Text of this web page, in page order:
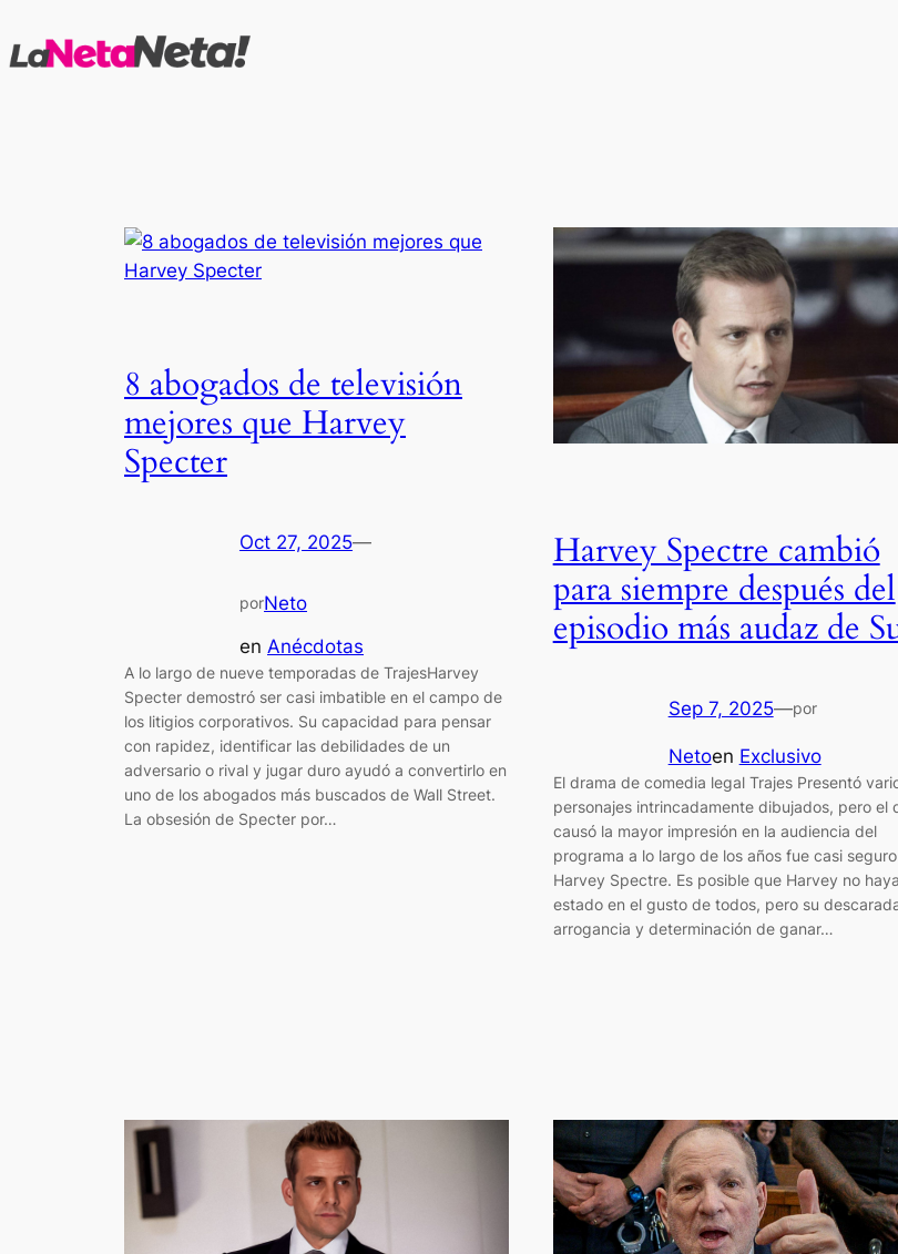
al
8 abogados de televisión
mejores que Harvey
Specter
Oct 27, 2025—
porNeto
en Anécdotas
A lo largo de nueve temporadas de TrajesHarvey
Specter demostró ser casi imbatible en el campo de
los litigios corporativos. Su capacidad para pensar
con rapidez, identificar las debilidades de un
adversario o rival y jugar duro ayudó a convertirlo en
uno de los abogados más buscados de Wall Street.
La obsesión de Specter por…
Harvey Spectre cambió
para siempre después del
episodio más audaz de
Sep 7, 2025—por
Netoen Exclusivo
El drama de comedia legal Trajes Presentó
personajes intrincadamente dibujados, pero el
causó la mayor impresión en la audiencia del
programa a lo largo de los años fue casi
Harvey Spectre. Es posible que Harvey no haya
estado en el gusto de todos, pero su
arrogancia y determinación de ganar…